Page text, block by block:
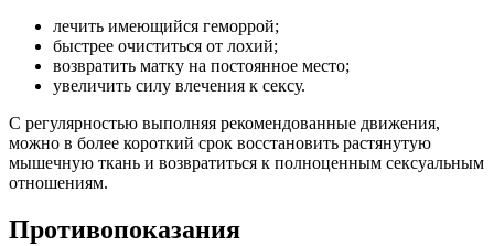
лечить имеющийся геморрой;
быстрее очиститься от лохий;
возвратить матку на постоянное место;
увеличить силу влечения к сексу.
С регулярностью выполняя рекомендованные движения,
можно в более короткий срок восстановить растянутую
мышечную ткань и возвратиться к полноценным сексуальным
отношениям.
Противопоказания